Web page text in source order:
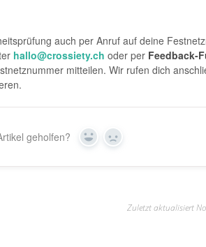
auch per Anruf auf deine
hallo@crossiety.ch oder per Feedback-
mitteilen. Wir rufen dich
geholfen? Yes No
Zuletzt aktualisiert